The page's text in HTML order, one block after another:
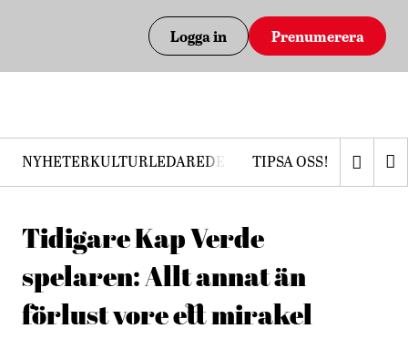
Logga in Prenumerera
NYHETERKULTURLEDAREDEBATTPRENUMERERA
TIPSA OSS!
Tidigare Kap Verde-
spelaren: Allt annat än
förlust vore ett mirakel